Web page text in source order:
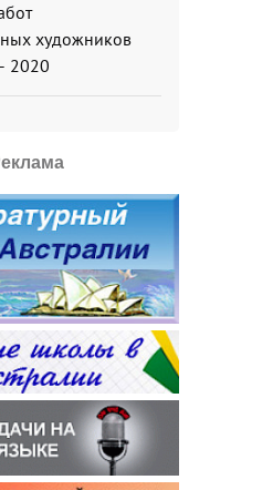
художников
2020